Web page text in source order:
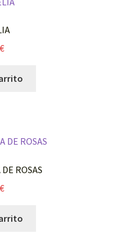
€
ROSAS
€